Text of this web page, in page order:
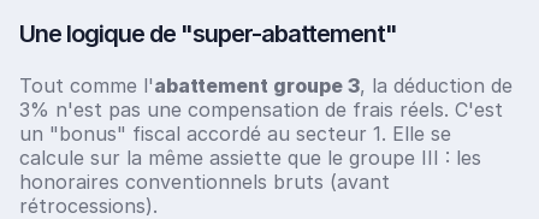
Une logique de "super-abattement"
Tout comme l'abattement groupe 3, la déduction de
3% n'est pas une compensation de frais réels. C'est
un "bonus" fiscal accordé au secteur 1. Elle se
calcule sur la même assiette que le groupe III : les
honoraires conventionnels bruts (avant
rétrocessions).